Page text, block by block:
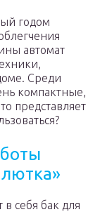
годом
автомат
Среди
компактные,
представляет
себя бак для